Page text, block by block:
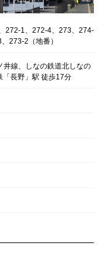
272-1、272-4、273、274-
273-2（地番）
井線、しなの鉄道北しなの
「長野」駅 徒歩17分